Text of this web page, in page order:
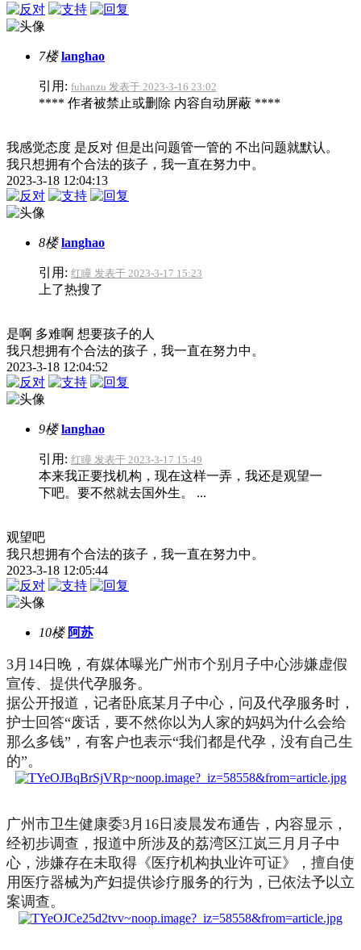
7楼 langhao
引用: fuhanzu 发表于 2023-3-16 23:02
**** 作者被禁止或删除 内容自动屏蔽 ****
我感觉态度 是反对 但是出问题管一管的 不出问题就默认。
我只想拥有个合法的孩子，我一直在努力中。
2023-3-18 12:04:13
8楼 langhao
引用: 红瞳 发表于 2023-3-17 15:23
上了热搜了
是啊 多难啊 想要孩子的人
我只想拥有个合法的孩子，我一直在努力中。
2023-3-18 12:04:52
9楼 langhao
引用: 红瞳 发表于 2023-3-17 15:49
本来我正要找机构，现在这样一弄，我还是观望一
下吧。要不然就去国外生。 ...
观望吧
我只想拥有个合法的孩子，我一直在努力中。
2023-3-18 12:05:44
10楼 阿苏
3月14日晚，有媒体曝光广州市个别月子中心涉嫌虚假
宣传、提供代孕服务。
据公开报道，记者卧底某月子中心，问及代孕服务时，
护士回答“废话，要不然你以为人家的妈妈为什么会给
那么多钱”，有客户也表示“我们都是代孕，没有自己生
的”。
广州市卫生健康委3月16日凌晨发布通告，内容显示，
经初步调查，报道中所涉及的荔湾区江岚三月月子中
心，涉嫌存在未取得《医疗机构执业许可证》，擅自使
用医疗器械为产妇提供诊疗服务的行为，已依法予以立
案调查。